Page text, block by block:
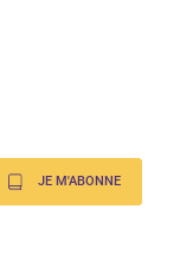
JE M'ABONNE